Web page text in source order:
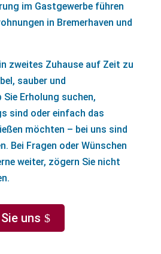
im Gastgewerbe führen
in Bremerhaven und
zweites Zuhause auf Zeit zu
sauber und
Erholung suchen,
sind oder einfach das
möchten – bei uns sind
Bei Fragen oder Wünschen
weiter, zögern Sie nicht
uns